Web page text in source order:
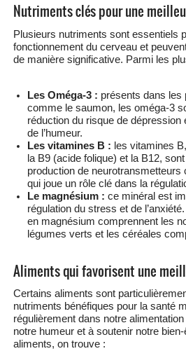
Nutriments clés pour une
Plusieurs nutriments sont essentiels
fonctionnement du cerveau et
de manière significative. Parmi les
Les Oméga-3 : présents dans les
comme le saumon, les oméga-3
réduction du risque de dépression
de l’humeur.
Les vitamines B : les vitamines
la B9 (acide folique) et la B12,
production de neurotransmetteurs
qui joue un rôle clé dans la
Le magnésium : ce minéral est
régulation du stress et de
en magnésium comprennent les
légumes verts et les céréales
Aliments qui favorisent une
Certains aliments sont
nutriments bénéfiques pour la santé
régulièrement dans notre
notre humeur et à soutenir notre
aliments, on trouve :